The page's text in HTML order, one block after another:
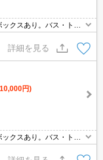
クスあり。バス・トイ
室内に洗濯機置場あ
ーシステム。エアコン付
詳細を見る
円)
クスあり。バス・トイ
室内に洗濯機置場あ
ーシステム。エアコン付